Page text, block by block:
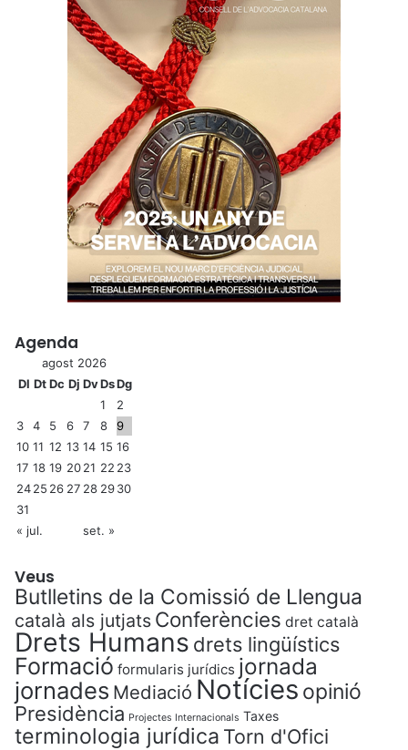
Agenda
agost 2026
Dl DtDc Dj DvDsDg
1
2
3
4 5 6 7 8
9
10 11 12 13 14 15 16
17 18 19 2021 22 23
2425 26 27 28 2930
31
« jul.
set. »
Veus
Butlletins de la Comissió de Llengua
català als jutjats Conferències dret català
Drets Humans drets lingüístics
Formació formularis jurídics jornada
jornades Mediació Notícies opinió
Presidència Projectes Internacionals Taxes
terminologia jurídica Torn d'Ofici